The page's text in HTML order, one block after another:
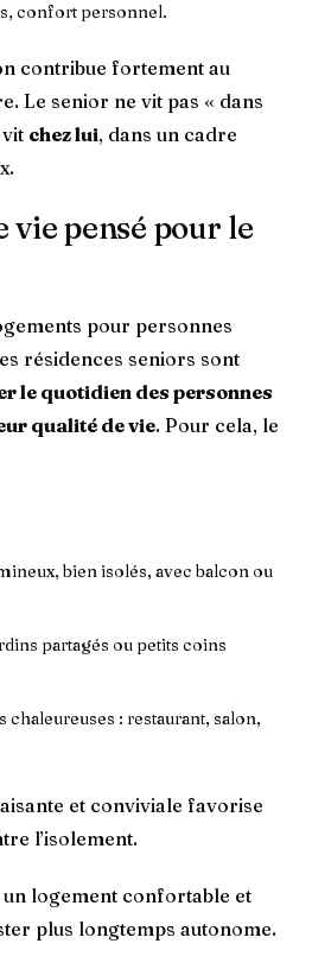
confort personnel.
contribue fortement au
Le senior ne vit pas « dans
chez lui, dans un cadre
vie pensé pour le
pour personnes
résidences seniors sont
le quotidien des personnes
qualité de vie. Pour cela, le
bien isolés, avec balcon ou
partagés ou petits coins
chaleureuses : restaurant, salon,
et conviviale favorise
l’isolement.
logement confortable et
plus longtemps autonome.